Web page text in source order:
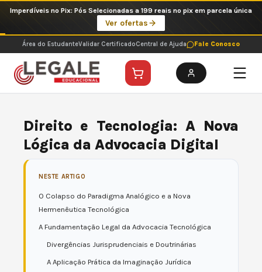
o
conteúdo
Imperdíveis no Pix: Pós Selecionadas a 199 reais no pix em parcela única
Ver ofertas
Área do EstudanteValidar CertificadoCentral de Ajuda Fale Conosco
Direito e Tecnologia: A Nova
Lógica da Advocacia Digital
NESTE ARTIGO
O Colapso do Paradigma Analógico e a Nova
Hermenêutica Tecnológica
A Fundamentação Legal da Advocacia Tecnológica
Divergências Jurisprudenciais e Doutrinárias
A Aplicação Prática da Imaginação Jurídica